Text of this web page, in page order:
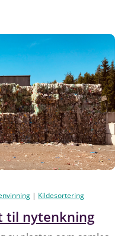
| Kildesortering
til nytenkning